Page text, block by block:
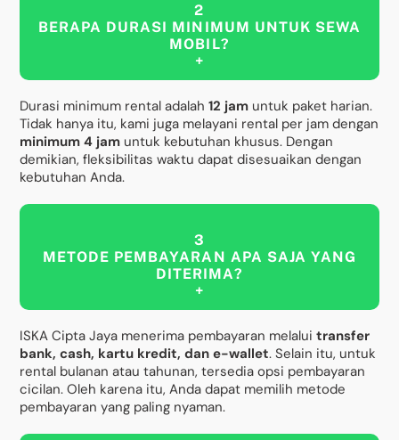
2
BERAPA DURASI MINIMUM UNTUK SEWA
MOBIL?
+
Durasi minimum rental adalah12 jam untuk paket harian.
Tidak hanya itu, kami juga melayani rental per jam dengan
minimum 4 jam untuk kebutuhan khusus. Dengan
demikian, fleksibilitas waktu dapat disesuaikan dengan
kebutuhan Anda.
3
METODE PEMBAYARAN APA SAJA YANG
DITERIMA?
+
ISKA Cipta Jaya menerima pembayaran melaluitransfer
bank, cash, kartu kredit, dan e-wallet. Selain itu, untuk
rental bulanan atau tahunan, tersedia opsi pembayaran
cicilan. Oleh karena itu, Anda dapat memilih metode
pembayaran yang paling nyaman.